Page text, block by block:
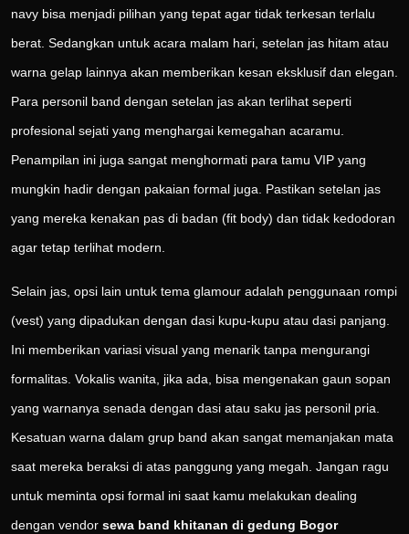
navy bisa menjadi pilihan yang tepat agar tidak terkesan terlalu
berat. Sedangkan untuk acara malam hari, setelan jas hitam atau
warna gelap lainnya akan memberikan kesan eksklusif dan elegan.
Para personil band dengan setelan jas akan terlihat seperti
profesional sejati yang menghargai kemegahan acaramu.
Penampilan ini juga sangat menghormati para tamu VIP yang
mungkin hadir dengan pakaian formal juga. Pastikan setelan jas
yang mereka kenakan pas di badan (fit body) dan tidak kedodoran
agar tetap terlihat modern.
Selain jas, opsi lain untuk tema glamour adalah penggunaan rompi
(vest) yang dipadukan dengan dasi kupu-kupu atau dasi panjang.
Ini memberikan variasi visual yang menarik tanpa mengurangi
formalitas. Vokalis wanita, jika ada, bisa mengenakan gaun sopan
yang warnanya senada dengan dasi atau saku jas personil pria.
Kesatuan warna dalam grup band akan sangat memanjakan mata
saat mereka beraksi di atas panggung yang megah. Jangan ragu
untuk meminta opsi formal ini saat kamu melakukan dealing
dengan vendor sewa band khitanan di gedung Bogor